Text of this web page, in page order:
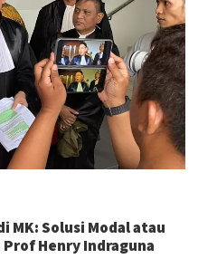
MK: Solusi Modal atau
Prof Henry Indraguna